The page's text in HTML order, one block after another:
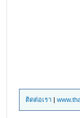
ติดต่อเรา |